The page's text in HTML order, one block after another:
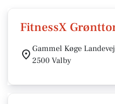
FitnessX
Gammel Køge
2500 Valby